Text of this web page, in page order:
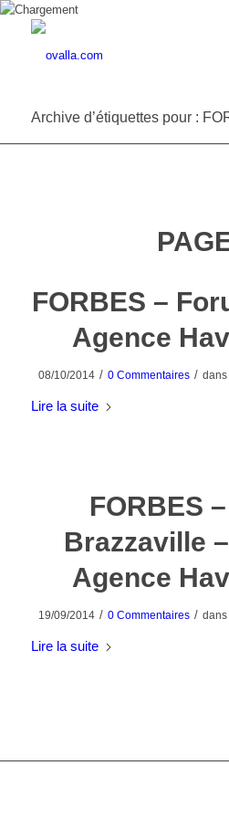
Archive d’étiquettes pour :
FORBES –
Agence
08/10/2014 / 0 Commentaires / dans
Lire la suite
FORBES
Brazzaville
Agence
19/09/2014 / 0 Commentaires / dans
Lire la suite